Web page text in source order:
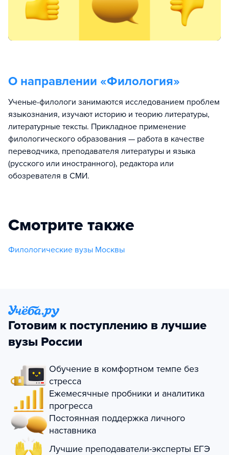
О направлении «Филология»
Ученые-филологи занимаются исследованием проблем
языкознания, изучают историю и теорию литературы,
литературные тексты. Прикладное применение
филологического образования — работа в качестве
переводчика, преподавателя литературы и языка
(русского или иностранного), редактора или
обозревателя в СМИ.
Смотрите также
Филологические вузы Москвы
Готовим к поступлению в лучшие
вузы России
Обучение в комфортном темпе без
стресса
Ежемесячные пробники и аналитика
прогресса
Постоянная поддержка личного
наставника
Лучшие преподаватели-эксперты ЕГЭ